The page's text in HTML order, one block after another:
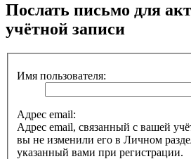
Послать письмо для
учётной записи
Имя пользователя:
Адрес email:
Адрес email, связанный с вашей
вы не изменили его в Личном
указанный вами при регистрации.